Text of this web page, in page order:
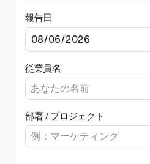
報告日
従業員名
部署 / プロジェクト